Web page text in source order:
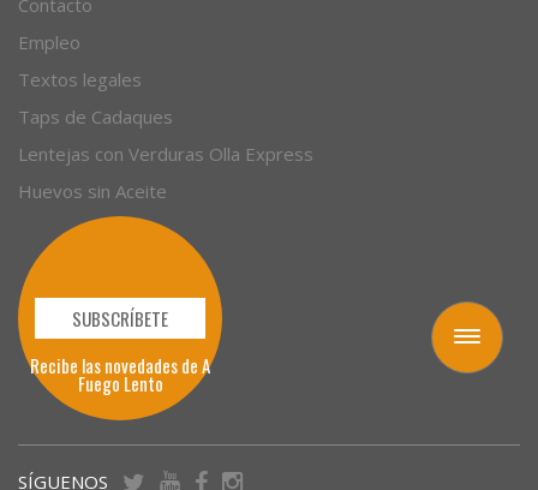
Toggle
navigation
Sobre nosotros
Contacto
Empleo
Textos legales
Taps de Cadaques
Lentejas con Verduras Olla Express
Huevos sin Aceite
SUBSCRÍBETE
Recibe las novedades de A